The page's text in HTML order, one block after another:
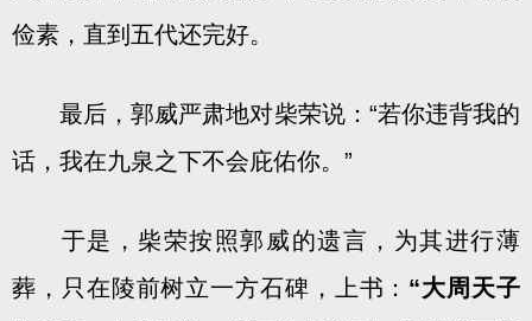
俭素，直到五代还完好。
最后，郭威严肃地对柴荣说：“若你违背我的
话，我在九泉之下不会庇佑你。”
于是，柴荣按照郭威的遗言，为其进行薄
葬，只在陵前树立一方石碑，上书： “大周天子